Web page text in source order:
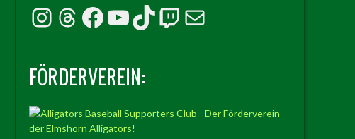
Instagram
Threads
Facebook
YouTube
TikTok
Twitch
E-Mail
FÖRDERVEREIN: